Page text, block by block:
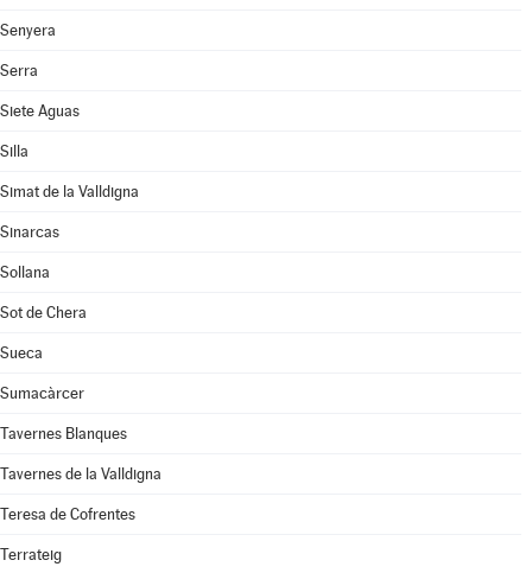
Senyera
Serra
Siete Aguas
Silla
Simat de la Valldigna
Sinarcas
Sollana
Sot de Chera
Sueca
Sumacàrcer
Tavernes Blanques
Tavernes de la Valldigna
Teresa de Cofrentes
Terrateig